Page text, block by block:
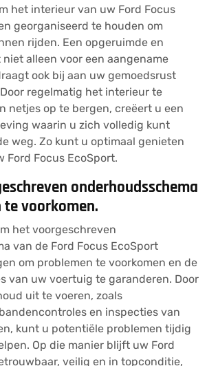
het interieur van uw Ford Focus
georganiseerd te houden om
rijden. Een opgeruimde en
alleen voor een aangename
ook bij aan uw gemoedsrust
regelmatig het interieur te
netjes op te bergen, creëert u een
waarin u zich volledig kunt
weg. Zo kunt u optimaal genieten
Ford Focus EcoSport.
onderhoudsschema
voorkomen.
het voorgeschreven
van de Ford Focus EcoSport
om problemen te voorkomen en de
van uw voertuig te garanderen. Door
uit te voeren, zoals
en inspecties van
kunt u potentiële problemen tijdig
Op die manier blijft uw Ford
veilig en in topconditie,